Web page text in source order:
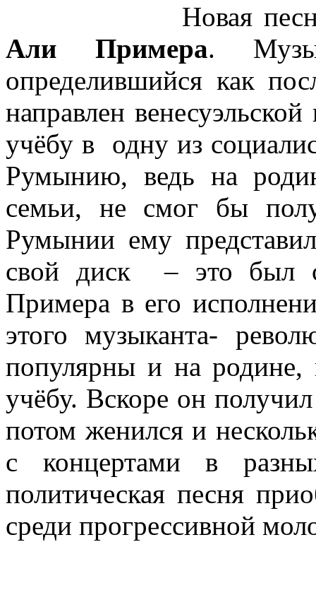
Новая
Али Примера.
определившийся как
направлен
учёбу в одну из
Румынию, ведь на
семьи, не смог бы
Румынии ему
свой диск – это был
Примера в его
этого музыканта-
популярны и на
учёбу. Вскоре он
потом женился и
с концертами в
политическая песня
среди прогрессивной